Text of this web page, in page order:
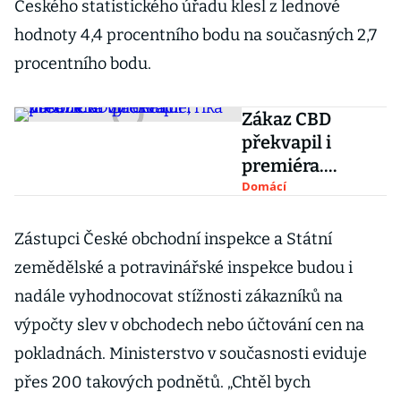
Českého statistického úřadu klesl z lednové
hodnoty 4,4 procentního bodu na současných 2,7
procentního bodu.
Zákaz CBD
překvapil i
premiéra.
Vládne tu
byrokracie, říká
Vobořil
Domácí
Zástupci České obchodní inspekce a Státní
zemědělské a potravinářské inspekce budou i
nadále vyhodnocovat stížnosti zákazníků na
výpočty slev v obchodech nebo účtování cen na
pokladnách. Ministerstvo v současnosti eviduje
přes 200 takových podnětů. „Chtěl bych